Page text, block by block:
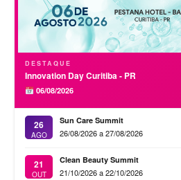
DESTAQUE
Innovation Day Curitiba - PR
06/08/2026
26
AGO
Sun Care Summit
26/08/2026 a 27/08/2026
21
OUT
Clean Beauty Summit
21/10/2026 a 22/10/2026